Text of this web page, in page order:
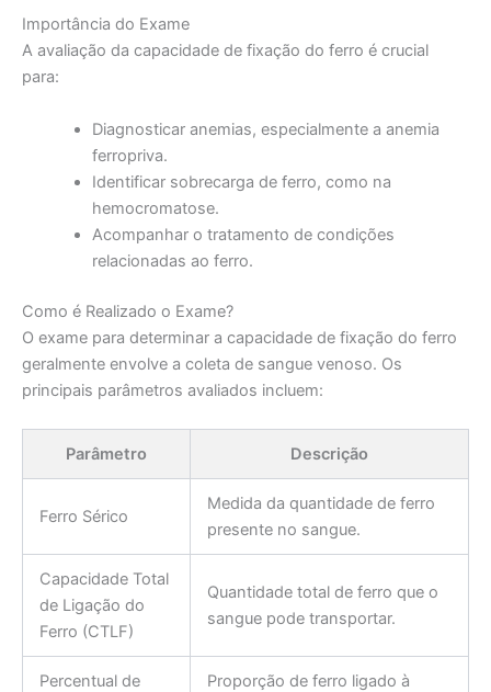
Importância do Exame
A avaliação da capacidade de fixação do ferro é crucial
para:
Diagnosticar anemias, especialmente a anemia
ferropriva.
Identificar sobrecarga de ferro, como na
hemocromatose.
Acompanhar o tratamento de condições
relacionadas ao ferro.
Como é Realizado o Exame?
O exame para determinar a capacidade de fixação do ferro
geralmente envolve a coleta de sangue venoso. Os
principais parâmetros avaliados incluem:
Parâmetro Descrição
Ferro Sérico
Medida da quantidade de ferro
presente no sangue.
Capacidade Total
de Ligação do
Ferro (CTLF)
Quantidade total de ferro que o
sangue pode transportar.
Percentual de
Proporção de ferro ligado à